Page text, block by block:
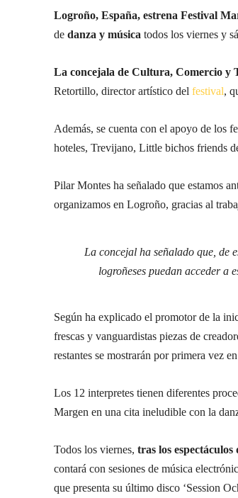
Logroño, España, estrena Festival
de danza y música todos los viernes y
La concejala de Cultura, Comercio y
Retortillo, director artístico del festival,
Además, se cuenta con el apoyo de los
hoteles, Trevijano, Little bichos friends
Pilar Montes ha señalado que estamos
organizamos en Logroño, gracias al
La concejal ha señalado que, de
logroñeses puedan acceder a
Según ha explicado el promotor de la
frescas y vanguardistas piezas de
restantes se mostrarán por primera vez
Los 12 interpretes tienen diferentes
Margen en una cita ineludible con la
Todos los viernes, tras los
contará con sesiones de música
que presenta su último disco ‘Session